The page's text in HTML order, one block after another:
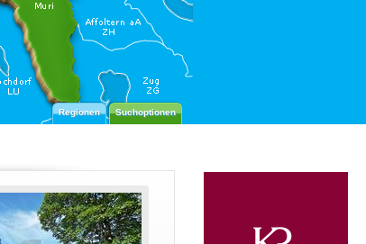
Suchoptionen
Regionen